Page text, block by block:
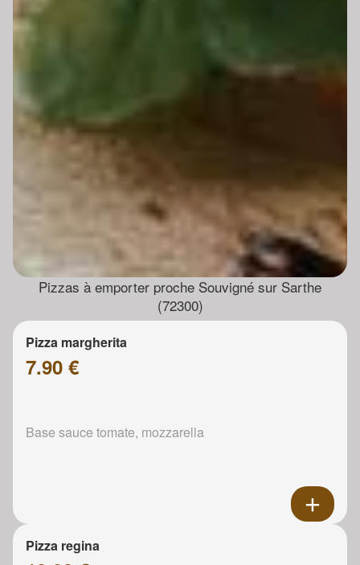
Pizzas à emporter proche Souvigné sur Sarthe
(72300)
Pizza margherita
7.90 €
Base sauce tomate, mozzarella
Pizza regina